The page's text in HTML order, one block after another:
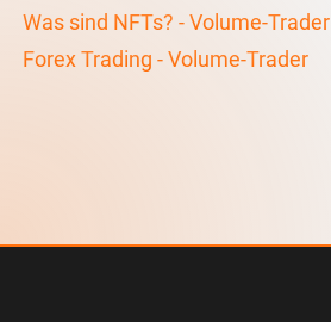
Was sind NFTs? - Volume-Trader
Forex Trading - Volume-Trader